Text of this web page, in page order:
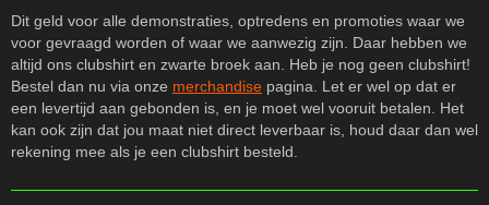
Dit geld voor alle demonstraties, optredens en promoties waar we
voor gevraagd worden of waar we aanwezig zijn. Daar hebben we
altijd ons clubshirt en zwarte broek aan. Heb je nog geen clubshirt!
Bestel dan nu via onze merchandise pagina. Let er wel op dat er
een levertijd aan gebonden is, en je moet wel vooruit betalen. Het
kan ook zijn dat jou maat niet direct leverbaar is, houd daar dan wel
rekening mee als je een clubshirt besteld.